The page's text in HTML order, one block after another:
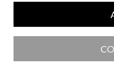
artículo en donde se
prestación, requisitos
seguir para la petición.
siguiente enlace de